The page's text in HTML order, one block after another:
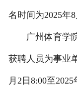
名时间为2025年8
广州体育学院
获聘人员为事业
月2日8:00至2025